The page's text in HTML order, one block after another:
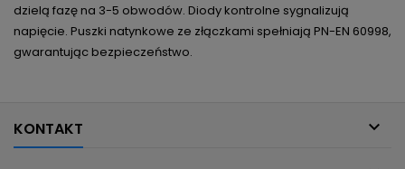
dzielą fazę na 3-5 obwodów. Diody kontrolne sygnalizują
napięcie. Puszki natynkowe ze złączkami spełniają PN-EN 60998,
gwarantując bezpieczeństwo.
KONTAKT 